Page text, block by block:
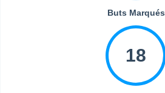
Buts Marqués
18